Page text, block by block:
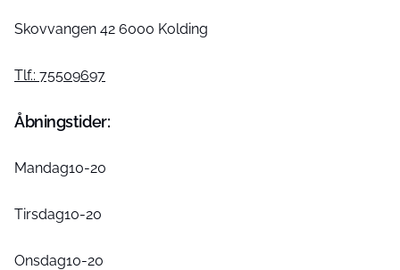
Skovvangen 42 6000 Kolding
Tlf.: 75509697
Åbningstider:
Mandag10-20
Tirsdag10-20
Onsdag10-20